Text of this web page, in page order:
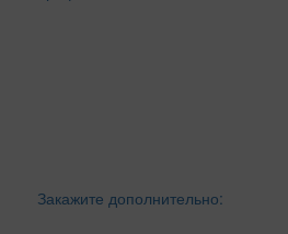
Закажите дополнительно: